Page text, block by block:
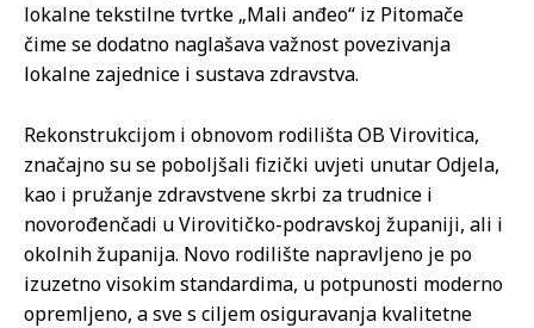
lokalne tekstilne tvrtke „Mali anđeo“ iz Pitomače
čime se dodatno naglašava važnost povezivanja
lokalne zajednice i sustava zdravstva.
Rekonstrukcijom i obnovom rodilišta OB Virovitica,
značajno su se poboljšali fizički uvjeti unutar Odjela,
kao i pružanje zdravstvene skrbi za trudnice i
novorođenčadi u Virovitičko-podravskoj županiji, ali i
okolnih županija. Novo rodilište napravljeno je po
izuzetno visokim standardima, u potpunosti moderno
opremljeno, a sve s ciljem osiguravanja kvalitetne